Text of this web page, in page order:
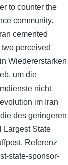
to counter the
community.
cemented
perceived
Wiedererstarken
um die
nicht
im Iran
des geringeren
Largest State
Referenz
state-sponsor-